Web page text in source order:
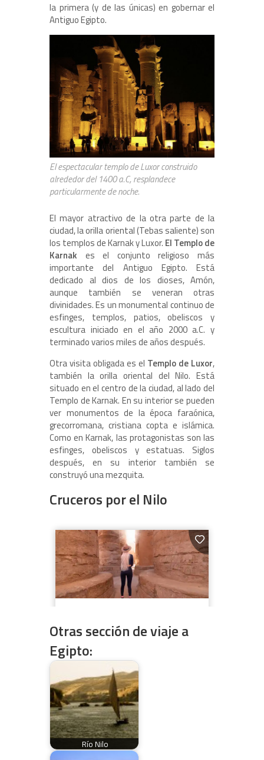
la primera (y de las únicas) en gobernar el
Antiguo Egipto.
El espectacular templo de Luxor construido
alrededor del 1400 a.C, resplandece
particularmente de noche.
El mayor atractivo de la otra parte de la
ciudad, la orilla oriental (Tebas saliente) son
los templos de Karnak y Luxor. El Templo de
Karnak es el conjunto religioso más
importante del Antiguo Egipto. Está
dedicado al dios de los dioses, Amón,
aunque también se veneran otras
divinidades. Es un monumental continuo de
esfinges, templos, patios, obeliscos y
escultura iniciado en el año 2000 a.C. y
terminado varios miles de años después.
Otra visita obligada es el Templo de Luxor,
también la orilla oriental del Nilo. Está
situado en el centro de la ciudad, al lado del
Templo de Karnak. En su interior se pueden
ver monumentos de la época faraónica,
grecorromana, cristiana copta e islámica.
Como en Karnak, las protagonistas son las
esfinges, obeliscos y estatuas. Siglos
después, en su interior también se
construyó una mezquita.
Cruceros por el Nilo
Otras sección de viaje a
Egipto:
Río Nilo